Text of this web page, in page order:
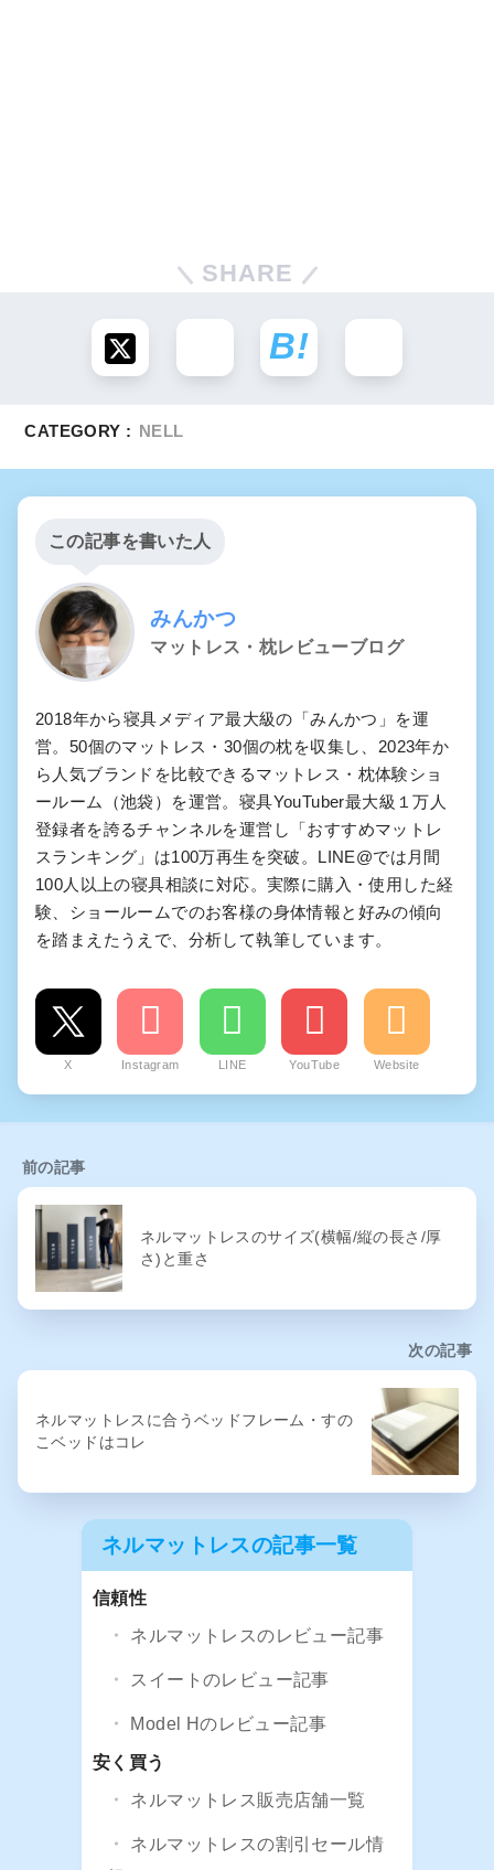
SHARE
CATEGORY : NELL
この記事を書いた人
みんかつ
マットレス・枕レビューブログ
2018年から寝具メディア最大級の「みんかつ」を運
営。50個のマットレス・30個の枕を収集し、2023年か
ら人気ブランドを比較できるマットレス・枕体験ショ
ールーム（池袋）を運営。寝具YouTuber最大級１万人
登録者を誇るチャンネルを運営し「おすすめマットレ
スランキング」は100万再生を突破。LINE@では月間
100人以上の寝具相談に対応。実際に購入・使用した経
験、ショールームでのお客様の身体情報と好みの傾向
を踏まえたうえで、分析して執筆しています。
X Instagram LINE YouTube Website
前の記事
ネルマットレスのサイズ(横幅/縦の長さ/厚
さ)と重さ
次の記事
ネルマットレスに合うベッドフレーム・すの
こベッドはコレ
ネルマットレスの記事一覧
信頼性
ネルマットレスのレビュー記事
スイートのレビュー記事
Model Hのレビュー記事
安く買う
ネルマットレス販売店舗一覧
ネルマットレスの割引セール情